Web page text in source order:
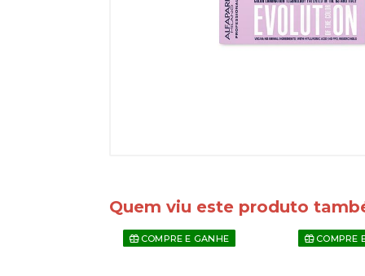
Quem viu este produto
COMPRE E GANHE COMPRE